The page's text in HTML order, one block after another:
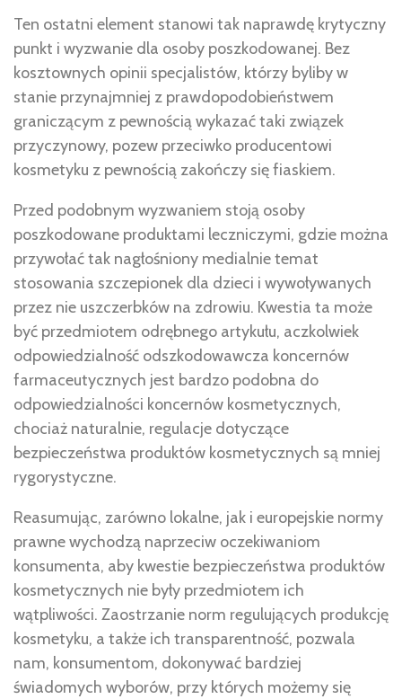
Ten ostatni element stanowi tak naprawdę krytyczny
punkt i wyzwanie dla osoby poszkodowanej. Bez
kosztownych opinii specjalistów, którzy byliby w
stanie przynajmniej z prawdopodobieństwem
graniczącym z pewnością wykazać taki związek
przyczynowy, pozew przeciwko producentowi
kosmetyku z pewnością zakończy się fiaskiem.
Przed podobnym wyzwaniem stoją osoby
poszkodowane produktami leczniczymi, gdzie można
przywołać tak nagłośniony medialnie temat
stosowania szczepionek dla dzieci i wywoływanych
przez nie uszczerbków na zdrowiu. Kwestia ta może
być przedmiotem odrębnego artykułu, aczkolwiek
odpowiedzialność odszkodowawcza koncernów
farmaceutycznych jest bardzo podobna do
odpowiedzialności koncernów kosmetycznych,
chociaż naturalnie, regulacje dotyczące
bezpieczeństwa produktów kosmetycznych są mniej
rygorystyczne.
Reasumując, zarówno lokalne, jak i europejskie normy
prawne wychodzą naprzeciw oczekiwaniom
konsumenta, aby kwestie bezpieczeństwa produktów
kosmetycznych nie były przedmiotem ich
wątpliwości. Zaostrzanie norm regulujących produkcję
kosmetyku, a także ich transparentność, pozwala
nam, konsumentom, dokonywać bardziej
świadomych wyborów, przy których możemy się